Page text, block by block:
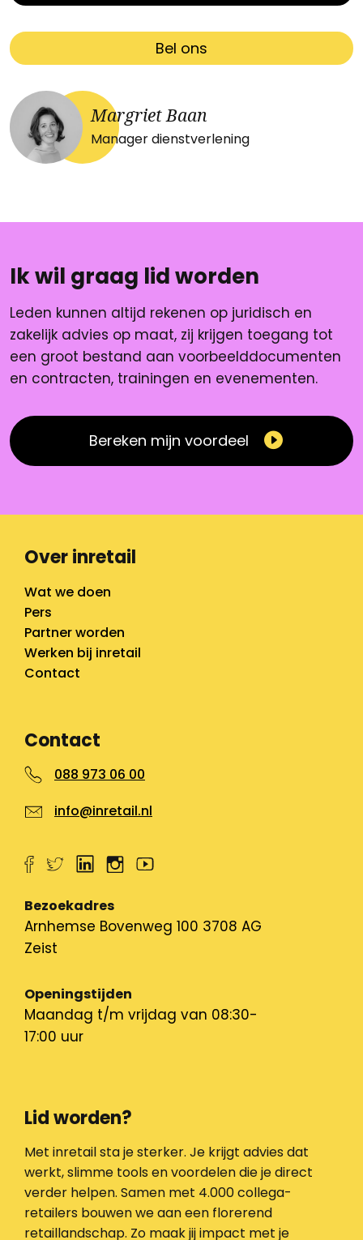
Bel ons
Margriet Baan
Manager dienstverlening
Ik wil graag lid worden
Leden kunnen altijd rekenen op juridisch en
zakelijk advies op maat, zij krijgen toegang tot
een groot bestand aan voorbeelddocumenten
en contracten, trainingen en evenementen.
Bereken mijn voordeel
Over inretail
Wat we doen
Pers
Partner worden
Werken bij inretail
Contact
Contact
088 973 06 00
info@inretail.nl
Bezoekadres
Arnhemse Bovenweg 100 3708 AG
Zeist
Openingstijden
Maandag t/m vrijdag van 08:30-
17:00 uur
Lid worden?
Met inretail sta je sterker. Je krijgt advies dat
werkt, slimme tools en voordelen die je direct
verder helpen. Samen met 4.000 collega-
retailers bouwen we aan een florerend
retaillandschap. Zo maak jij impact met je